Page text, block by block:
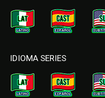
IDIOMA SERIES